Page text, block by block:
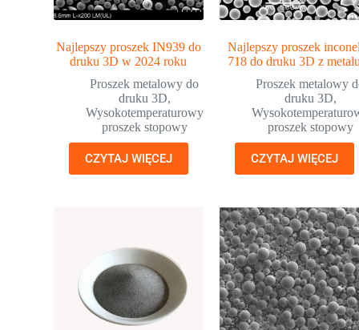
Najlepszy proszek IN939 do
druku 3D w 2024 roku
Proszek metalowy do
druku 3D,
Wysokotemperaturowy
proszek stopowy
CZYTAJ WIĘCEJ
Najlepszy proszek
718 do druku 3D z
Proszek metalowy
druku 3D,
proszek stopowy
CZYTAJ WIĘCEJ